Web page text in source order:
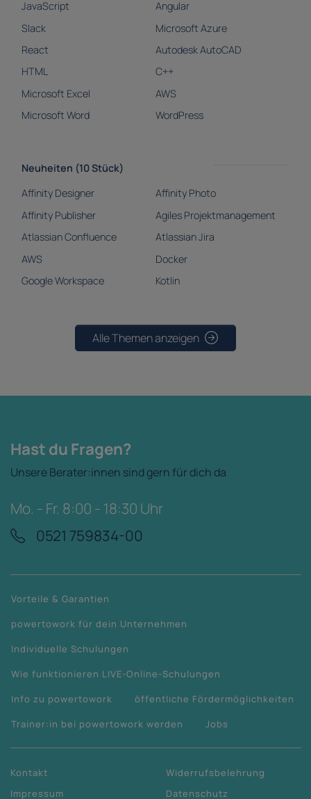
JavaScript
Angular
Slack
Microsoft Azure
React
Autodesk AutoCAD
HTML
C++
Microsoft Excel
AWS
Microsoft Word
WordPress
Neuheiten (10 Stück)
Affinity Designer
Affinity Photo
Affinity Publisher
Agiles Projektmanagement
Atlassian Confluence
Atlassian Jira
AWS
Docker
Google Workspace
Kotlin
Alle Themen anzeigen
Hast du Fragen?
Unsere Berater:innen sind gern für dich da
Mo. - Fr. 8:00 - 18:30 Uhr
0521 759834-00
Vorteile & Garantien
powertowork für dein Unternehmen
Individuelle Schulungen
Wie funktionieren LIVE-Online-Schulungen
Info zu powertowork
öffentliche Fördermöglichkeiten
Trainer:in bei powertowork werden
Jobs
Kontakt
Impressum
Widerrufsbelehrung
Datenschutz